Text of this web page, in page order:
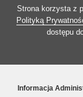
Strona korzysta z
Polityką
dostępu
Informacja